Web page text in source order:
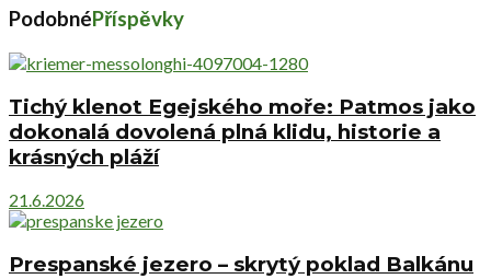
PodobnéPříspěvky
Tichý klenot Egejského moře: Patmos jako
dokonalá dovolená plná klidu, historie a
krásných pláží
21.6.2026
Prespanské jezero – skrytý poklad Balkánu